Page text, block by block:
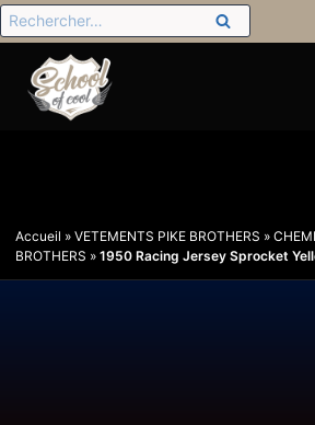
Accueil » VETEMENTS PIKE BROTHERS »
BROTHERS » 1950 Racing Jersey Sprocket